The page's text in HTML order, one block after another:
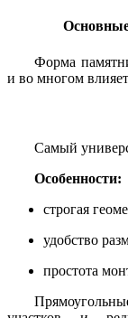
Форма
и во многом
Самый
Особенности:
строгая
удобство
простота